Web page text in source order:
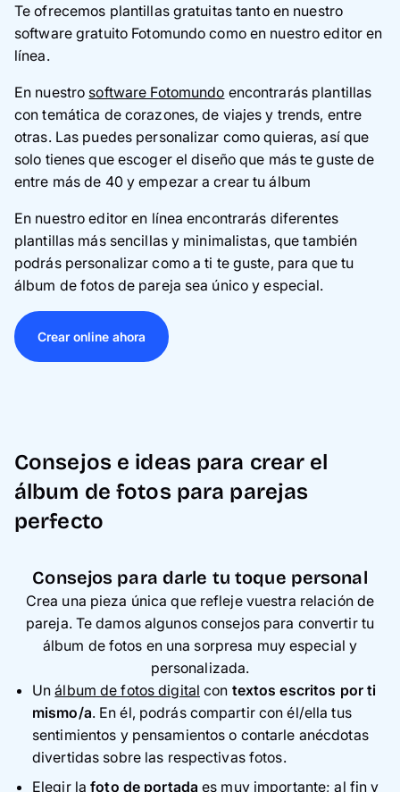
Te ofrecemos plantillas gratuitas tanto en nuestro
software gratuito Fotomundo como en nuestro editor en
línea.
En nuestro software Fotomundo encontrarás plantillas
con temática de corazones, de viajes y trends, entre
otras. Las puedes personalizar como quieras, así que
solo tienes que escoger el diseño que más te guste de
entre más de 40 y empezar a crear tu álbum
En nuestro editor en línea encontrarás diferentes
plantillas más sencillas y minimalistas, que también
podrás personalizar como a ti te guste, para que tu
álbum de fotos de pareja sea único y especial.
Crear online ahora
Consejos e ideas para crear el
álbum de fotos para parejas
perfecto
Consejos para darle tu toque personal
Crea una pieza única que refleje vuestra relación de
pareja. Te damos algunos consejos para convertir tu
álbum de fotos en una sorpresa muy especial y
personalizada.
Unálbum de fotos digital con textos escritos por ti
mismo/a. En él, podrás compartir con él/ella tus
sentimientos y pensamientos o contarle anécdotas
divertidas sobre las respectivas fotos.
Elegir lafoto de portada es muy importante; al fin y